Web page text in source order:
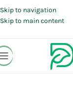
Skip to navigation
Skip to main content